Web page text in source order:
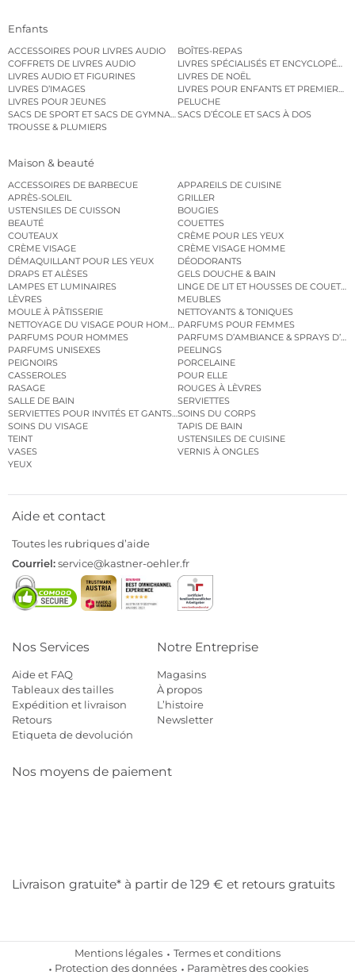
Enfants
ACCESSOIRES POUR LIVRES AUDIO
BOÎTES-REPAS
COFFRETS DE LIVRES AUDIO
LIVRES SPÉCIALISÉS ET
LIVRES AUDIO ET FIGURINES
LIVRES DE NOËL
LIVRES D’IMAGES
LIVRES POUR ENFANTS ET PREMIERS
LIVRES POUR JEUNES
PELUCHE
SACS DE SPORT ET SACS DE GYMNASTIQUESACS D’ÉCOLE ET SACS À DOS
TROUSSE & PLUMIERS
Maison & beauté
ACCESSOIRES DE BARBECUE
APPAREILS DE CUISINE
APRÈS-SOLEIL
GRILLER
USTENSILES DE CUISSON
BOUGIES
BEAUTÉ
COUETTES
COUTEAUX
CRÈME POUR LES YEUX
CRÈME VISAGE
CRÈME VISAGE HOMME
DÉMAQUILLANT POUR LES YEUX
DÉODORANTS
DRAPS ET ALÈSES
GELS DOUCHE & BAIN
LAMPES ET LUMINAIRES
LINGE DE LIT ET HOUSSES DE COUETTE
LÈVRES
MEUBLES
MOULE À PÂTISSERIE
NETTOYANTS & TONIQUES
NETTOYAGE DU VISAGE POUR HOMMESPARFUMS POUR FEMMES
PARFUMS POUR HOMMES
PARFUMS D’AMBIANCE & SPRAYS
PARFUMS UNISEXES
PEELINGS
PEIGNOIRS
PORCELAINE
CASSEROLES
POUR ELLE
RASAGE
ROUGES À LÈVRES
SALLE DE BAIN
SERVIETTES
SERVIETTES POUR INVITÉS ET GANTS DE TOILETTE
SOINS DU CORPS
SOINS DU VISAGE
TAPIS DE BAIN
TEINT
USTENSILES DE CUISINE
VASES
VERNIS À ONGLES
YEUX
Aide et contact
Toutes les rubriques d’aide
Courriel:service@kastner-oehler.fr
Nos Services
Aide et FAQ
Tableaux des tailles
Expédition et livraison
Retours
Etiqueta de devolución
Notre Entreprise
Magasins
À propos
L’histoire
Newsletter
Nos moyens de paiement
Livraison gratuite* à partir de 129 € et retours gratuits
Mentions légales
Termes et conditions
Protection des données
Paramètres des cookies